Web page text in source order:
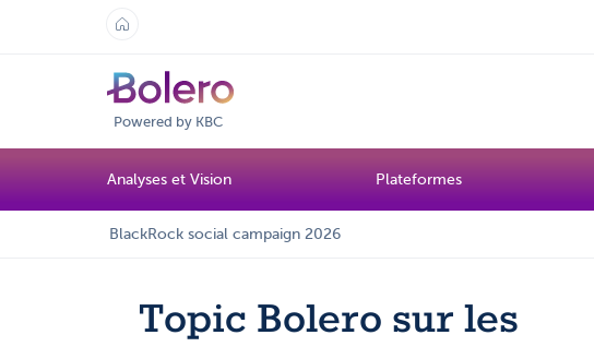
Powered by KBC
Analyses et Vision Plateformes
BlackRock social campaign 2026
Topic Bolero sur les